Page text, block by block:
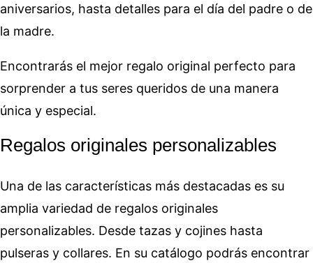
aniversarios, hasta detalles para el día del padre o de
la madre.
Encontrarás el mejor regalo original perfecto para
sorprender a tus seres queridos de una manera
única y especial.
Regalos originales personalizables
Una de las características más destacadas es su
amplia variedad de regalos originales
personalizables. Desde tazas y cojines hasta
pulseras y collares. En su catálogo podrás encontrar